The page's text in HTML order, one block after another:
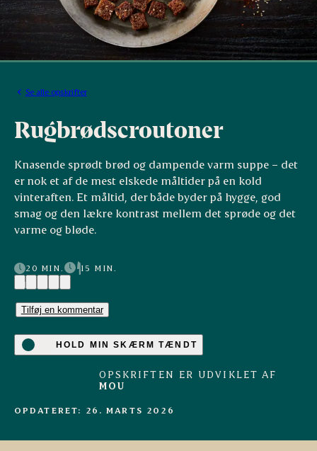
Se alle opskrifter
Rugbrødscroutoner
Knasende sprødt brød og dampende varm suppe – det
er nok et af de mest elskede måltider på en kold
vinteraften. Et måltid, der både byder på hygge, god
smag og den lækre kontrast mellem det sprøde og det
varme og bløde.
20 MIN.
15 MIN.
(1)
Tilføj en kommentar
HOLD MIN SKÆRM TÆNDT
OPSKRIFTEN ER UDVIKLET AF
MOU
OPDATERET: 26. MARTS 2026